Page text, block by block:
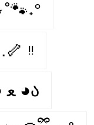
ᵎᵎ
૮ ◕ ﻌ ◕ა